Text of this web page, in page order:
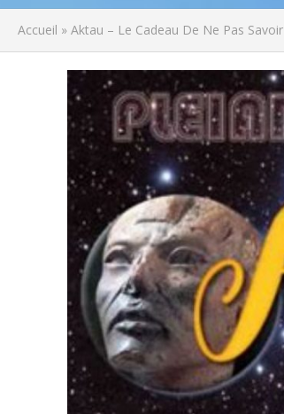
Accueil » Aktau – Le Cadeau De Ne Pas Savoir